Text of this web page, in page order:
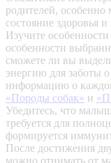
родителей, особенно
состояние здоровья и
Изучите
особенности
сможете ли вы
энергию для заботы
информацию о
«Породы собак» и
Убедитесь, что
требуется для
формируется
После достижения